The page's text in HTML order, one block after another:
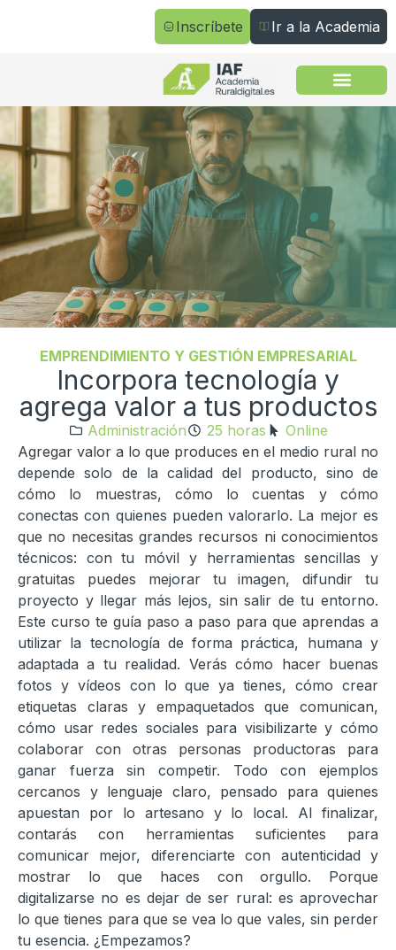
Inscríbete Ir a la Academia
EMPRENDIMIENTO Y GESTIÓN EMPRESARIAL
Incorpora tecnología y
agrega valor a tus productos
Administración 25 horas
Online
Agregar valor a lo que produces en el medio rural no
depende solo de la calidad del producto, sino de
cómo lo muestras, cómo lo cuentas y cómo
conectas con quienes pueden valorarlo. La mejor es
que no necesitas grandes recursos ni conocimientos
técnicos: con tu móvil y herramientas sencillas y
gratuitas puedes mejorar tu imagen, difundir tu
proyecto y llegar más lejos, sin salir de tu entorno.
Este curso te guía paso a paso para que aprendas a
utilizar la tecnología de forma práctica, humana y
adaptada a tu realidad. Verás cómo hacer buenas
fotos y vídeos con lo que ya tienes, cómo crear
etiquetas claras y empaquetados que comunican,
cómo usar redes sociales para visibilizarte y cómo
colaborar con otras personas productoras para
ganar fuerza sin competir. Todo con ejemplos
cercanos y lenguaje claro, pensado para quienes
apuestan por lo artesano y lo local. Al finalizar,
contarás con herramientas suficientes para
comunicar mejor, diferenciarte con autenticidad y
mostrar lo que haces con orgullo. Porque
digitalizarse no es dejar de ser rural: es aprovechar
lo que tienes para que se vea lo que vales, sin perder
tu esencia. ¿Empezamos?